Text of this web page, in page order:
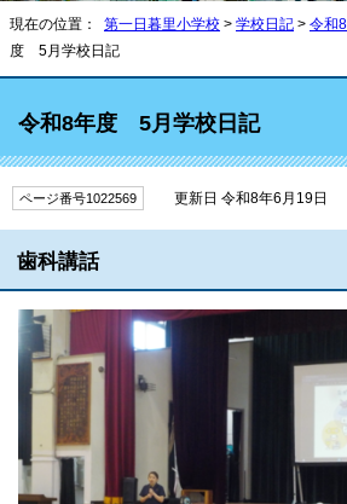
現在の位置： 第一日暮里小学校 > 学校日記 > 令和
度 5月学校日記
令和8年度 5月学校日記
ページ番号1022569 更新日 令和8年6月19日
歯科講話